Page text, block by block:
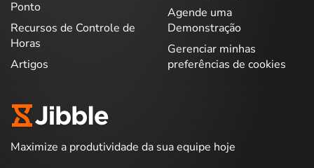
Ponto
Recursos de Controle de
Horas
Artigos
Agende uma
Demonstração
Gerenciar minhas
preferências de cookies
Maximize a produtividade da sua equipe hoje